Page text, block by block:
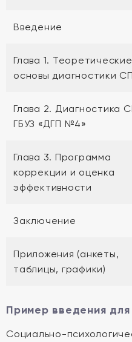
Введение
Глава 1. Теоретические
основы диагностики
Глава 2. Диагностика
ГБУЗ «ДГП №4»
Глава 3. Программа
коррекции и оценка
эффективности
Заключение
Приложения (анкеты,
таблицы, графики)
Пример введения для
Социально-